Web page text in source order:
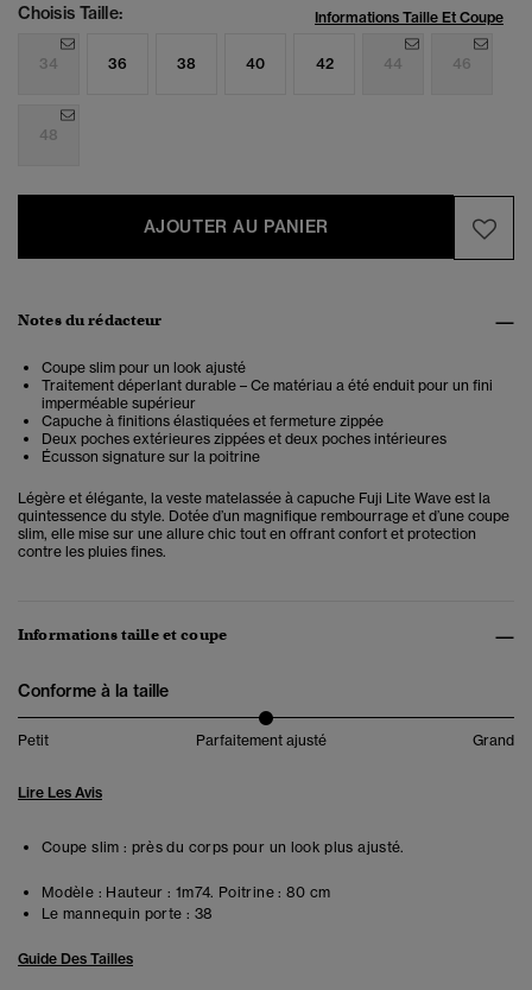
Choisis Taille: Informations Taille Et Coupe
34 36 38 40 42 44 46
48
AJOUTER AU PANIER
Notes du rédacteur
Coupe slim pour un look ajusté
Traitement déperlant durable – Ce matériau a été enduit pour un fini
imperméable supérieur
Capuche à finitions élastiquées et fermeture zippée
Deux poches extérieures zippées et deux poches intérieures
Écusson signature sur la poitrine
Légère et élégante, la veste matelassée à capuche Fuji Lite Wave est la
quintessence du style. Dotée d’un magnifique rembourrage et d’une coupe
slim, elle mise sur une allure chic tout en offrant confort et protection
contre les pluies fines.
Informations taille et coupe
Conforme à la taille
Petit Parfaitement ajusté Grand
Lire Les Avis
Coupe slim : près du corps pour un look plus ajusté.
Modèle : Hauteur : 1m74. Poitrine : 80 cm
Le mannequin porte : 38
Guide Des Tailles